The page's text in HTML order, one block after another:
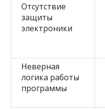
Отсутствие
защиты
электроники
Неверная
логика работы
программы